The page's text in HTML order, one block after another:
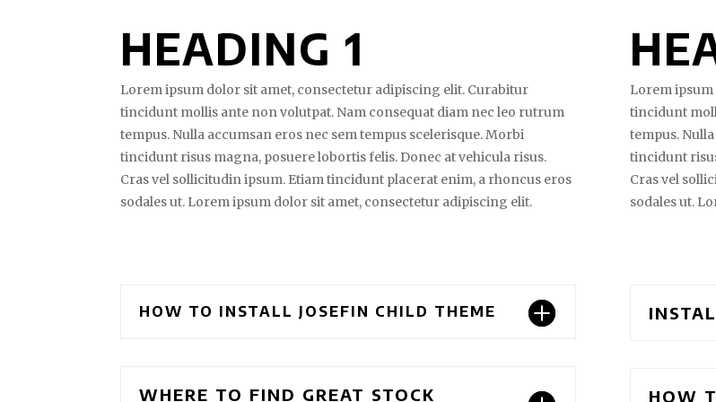
HEADING 1
Lorem ipsum dolor sit amet, consectetur adipiscing elit. Curabitur
tincidunt mollis ante non volutpat. Nam consequat diam nec leo rutrum
tempus. Nulla accumsan eros nec sem tempus scelerisque. Morbi
tincidunt risus magna, posuere lobortis felis. Donec at vehicula risus.
Cras vel sollicitudin ipsum. Etiam tincidunt placerat enim, a rhoncus eros
sodales ut. Lorem ipsum dolor sit amet, consectetur adipiscing elit.
Lorem
tincidunt
tempus.
tincidunt
Cras vel
sodales ut.
HOW TO INSTALL JOSEFIN CHILD THEME
WHERE TO FIND GREAT STOCK HOW